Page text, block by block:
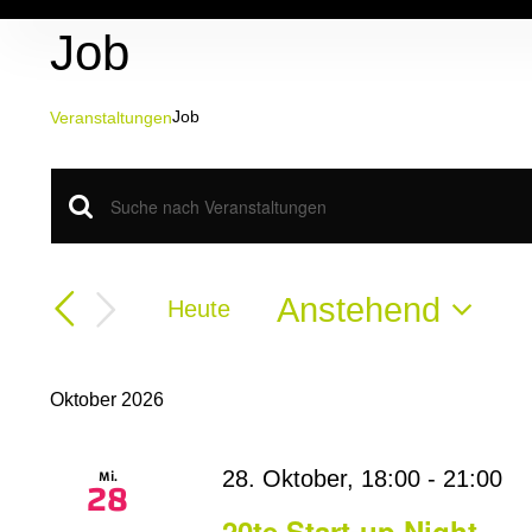
springenJob
VeranstaltungenJob
Veranstaltungen
Veranstaltungen
Suche
und
Ansichten,
Navigation
Bitte
Schlüsselwort
Suche
nach
Heute
Anstehend
Oktober 2026
Mi.
28 28. Oktober, 18:00 - 21:00